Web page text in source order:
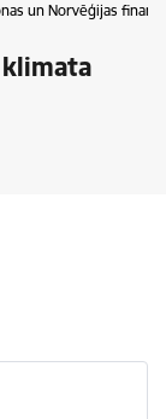
un Norvēģijas
klimata